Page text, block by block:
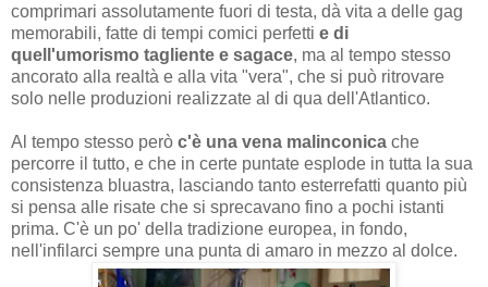
comprimari assolutamente fuori di testa, dà vita a delle gag
memorabili, fatte di tempi comici perfetti e di
quell'umorismo tagliente e sagace, ma al tempo stesso
ancorato alla realtà e alla vita "vera", che si può ritrovare
solo nelle produzioni realizzate al di qua dell'Atlantico.
Al tempo stesso però c'è una vena malinconica che
percorre il tutto, e che in certe puntate esplode in tutta la sua
consistenza bluastra, lasciando tanto esterrefatti quanto più
si pensa alle risate che si sprecavano fino a pochi istanti
prima. C'è un po' della tradizione europea, in fondo,
nell'infilarci sempre una punta di amaro in mezzo al dolce.